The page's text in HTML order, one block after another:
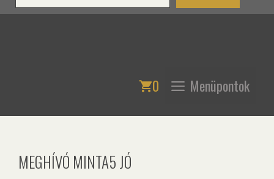
0 Menüpontok
MEGHÍVÓ MINTA5 JÓ